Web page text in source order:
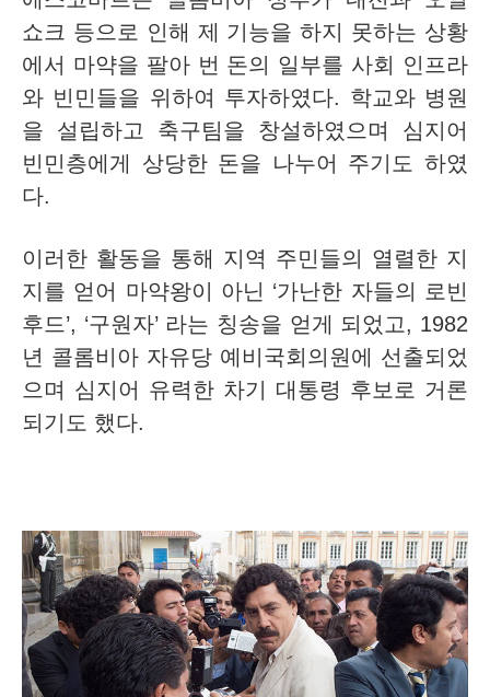
쇼크 등으로 인해 제 기능을 하지 못하는 상황
에서 마약을 팔아 번 돈의 일부를 사회 인프라
와 빈민들을 위하여 투자하였다. 학교와 병원
을 설립하고 축구팀을 창설하였으며 심지어
빈민층에게 상당한 돈을 나누어 주기도 하였
다.
이러한 활동을 통해 지역 주민들의 열렬한 지
지를 얻어 마약왕이 아닌 ‘가난한 자들의 로빈
후드’, ‘구원자’ 라는 칭송을 얻게 되었고, 1982
년 콜롬비아 자유당 예비국회의원에 선출되었
으며 심지어 유력한 차기 대통령 후보로 거론
되기도 했다.